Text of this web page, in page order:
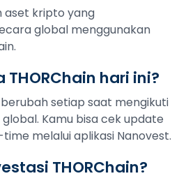
aset kripto yang
global menggunakan
hari ini?
berubah setiap saat mengikuti
Kamu bisa cek update
melalui aplikasi Nanovest.
THORChain?